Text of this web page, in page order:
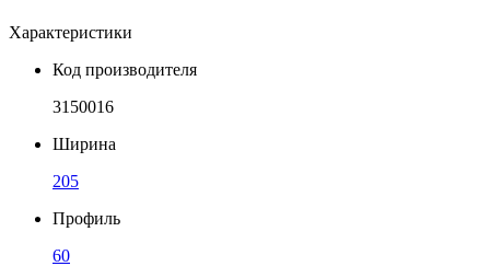
Характеристики
Код производителя
3150016
Ширина
205
Профиль
60